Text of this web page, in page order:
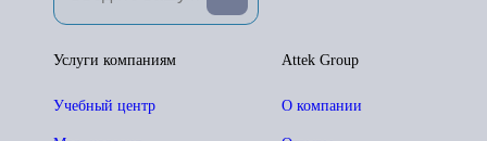
Attek Group
О компании
Услуги компаниям
Учебный центр